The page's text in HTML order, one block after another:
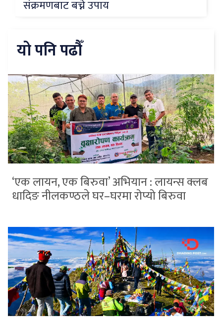
संक्रमणबाट बच्ने उपाय
यो पनि पढौँ
‘एक लायन, एक बिरुवा’ अभियान : लायन्स क्लब
धादिङ नीलकण्ठले घर–घरमा रोप्यो बिरुवा